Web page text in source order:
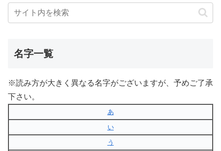
名字一覧
※読み方が大きく異なる名字がございますが、予めご了承
下さい。
あ
い
う